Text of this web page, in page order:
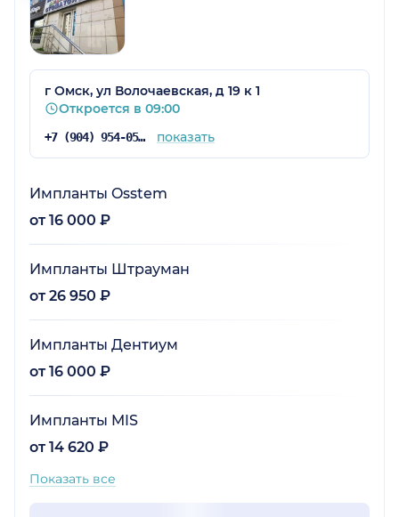
г Омск, ул Волочаевская, д 19 к 1
Откроется в 09:00
+7 (904) 954-05-46 показать
Импланты Osstem
от 16 000 ₽
Импланты Штрауман
от 26 950 ₽
Импланты Дентиум
от 16 000 ₽
Импланты MIS
от 14 620 ₽
Показать все